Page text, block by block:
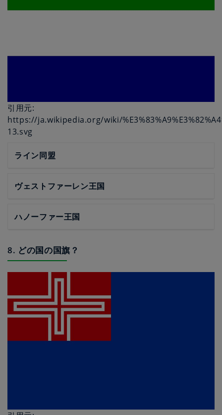
引用元:
https://ja.wikipedia.org/wiki/
13.svg
ライン同盟
ヴェストファーレン王国
ハノーファー王国
8. どの国の国旗？